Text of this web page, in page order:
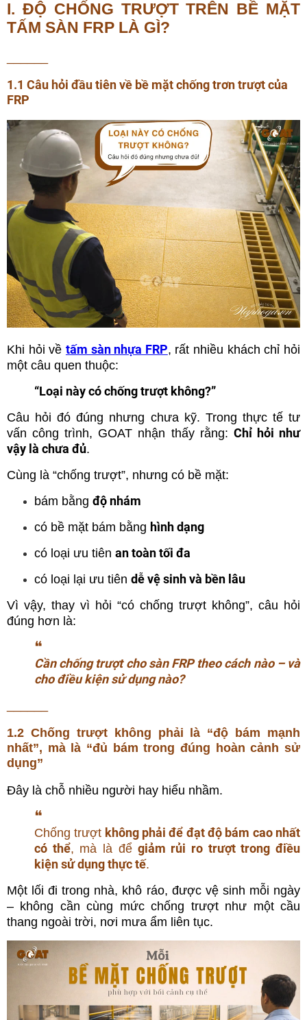
I. ĐỘ CHỐNG TRƯỢT TRÊN BỀ MẶT
TẤM SÀN FRP LÀ GÌ?
1.1 Câu hỏi đầu tiên về bề mặt chống trơn trượt của
FRP
Khi hỏi về tấm sàn nhựa FRP, rất nhiều khách chỉ hỏi
một câu quen thuộc:
“Loại này có chống trượt không?”
Câu hỏi đó đúng nhưng chưa kỹ. Trong thực tế tư
vấn công trình, GOAT nhận thấy rằng: Chỉ hỏi như
vậy là chưa đủ.
Cùng là “chống trượt”, nhưng có bề mặt:
bám bằng độ nhám
có bề mặt bám bằng hình dạng
có loại ưu tiên an toàn tối đa
có loại lại ưu tiên dễ vệ sinh và bền lâu
Vì vậy, thay vì hỏi “có chống trượt không”, câu hỏi
đúng hơn là:
❝
Cần chống trượt cho sàn FRP theo cách nào – và
cho điều kiện sử dụng nào?
1.2 Chống trượt không phải là “độ bám mạnh
nhất”, mà là “đủ bám trong đúng hoàn cảnh sử
dụng”
Đây là chỗ nhiều người hay hiểu nhầm.
❝
Chống trượt không phải để đạt độ bám cao nhất
có thể, mà là đểgiảm rủi ro trượt trong điều
kiện sử dụng thực tế.
Một lối đi trong nhà, khô ráo, được vệ sinh mỗi ngày
– không cần cùng mức chống trượt như một cầu
thang ngoài trời, nơi mưa ẩm liên tục.